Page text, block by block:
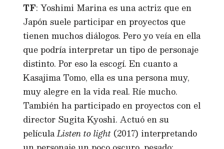
TF: Yoshimi Marina es una actriz que en
Japón suele participar en proyectos que
tienen muchos diálogos. Pero yo veía en ella
que podría interpretar un tipo de personaje
distinto. Por eso la escogí. En cuanto a
Kasajima Tomo, ella es una persona muy,
muy alegre en la vida real. Ríe mucho.
También ha participado en proyectos con el
director Sugita Kyoshi. Actuó en su
películaListen to light (2017) interpretando